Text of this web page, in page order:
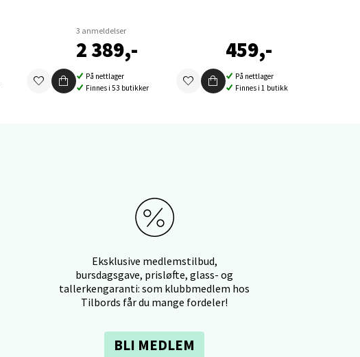
3 anmeldelser
2 389,-
På nettlager
Finnes i 53 butikker
459,-
På nettlager
Finnes i 1 butikk
Eksklusive medlemstilbud,
bursdagsgave, prisløfte, glass- og
tallerkengaranti: som klubbmedlem hos
Tilbords får du mange fordeler!
BLI MEDLEM
Velg